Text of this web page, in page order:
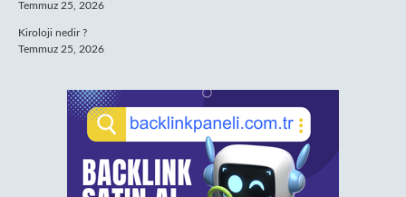
Temmuz 25, 2026
Kiroloji nedir ?
Temmuz 25, 2026